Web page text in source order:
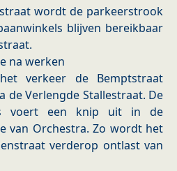
wordt de parkeerstrook
blijven bereikbaar
na werken
verkeer de Bemptstraat
de Verlengde Stallestraat. De
voert een knip uit in de
van Orchestra. Zo wordt het
verderop ontlast van